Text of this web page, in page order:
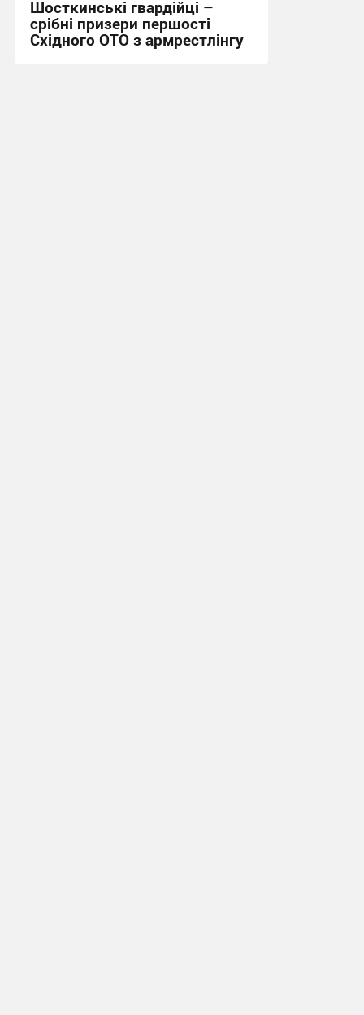
Шосткинські гвардійці –
срібні призери першості
Східного ОТО з армрестлінгу